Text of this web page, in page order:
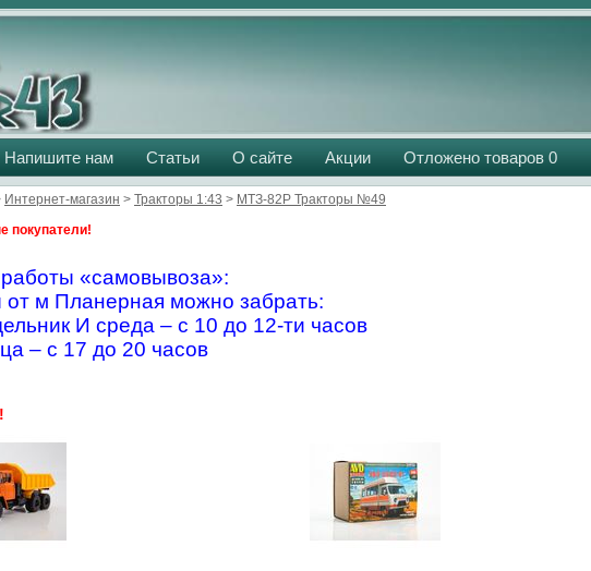
Напишите нам Статьи О сайте Акции Отложено товаров 0
Интернет-магазин > Тракторы 1:43 > МТЗ-82Р Тракторы №49
покупатели!
«самовывоза»:
от м Планерная можно забрать:
И среда – с 10 до 12-ти часов
– с 17 до 20 часов